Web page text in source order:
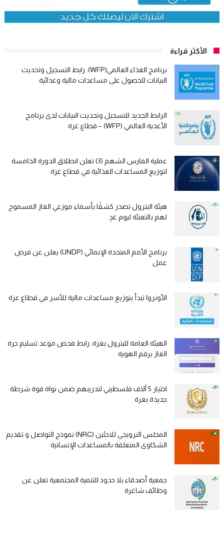
الأكثر قراءة
برنامج الغذاء العالمي(WFP): رابط التسجيل وتحديث
البيانات للحصول على مساعدات مالية وغذائية
الرابط الجديد للتسجيل وتحديث البيانات لدى برنامج
الأغذية العالمي (WFP) – قطاع غزة
عملية الفارس الشهم (3) تعلن انطلاق الدورة الخامسة
لتوزيع المساعدات الغذائية في قطاع غزة
هيئة البترول تصدر كشفًا بأسماء موزعي الغاز المسموح
لهم بالتعبئة ليوم غدٍ
برنامج الأمم المتحدة الإنمائي (UNDP) يعلن عن فرص
عمل
الأونروا تبدأ بتوزيع مساعدات مالية للأسر في قطاع غزة
الهيئة العامة للبترول بغزة: رابط فحص موعد تسليم جرة
الغاز برقم الهوية
اختيار 5 آلاف فلسطيني لتدريبهم ضمن نواة قوة شرطة
جديدة بغزة
المجلس النرويجي للاجئين (NRC) نموذج التواصل و تقديم
الشكاوى المتعلقة بالمساعدات الإنسانية
جمعية أصدقاء بلا حدود للتنمية المجتمعية تعلن عن
وظائف شاغرة